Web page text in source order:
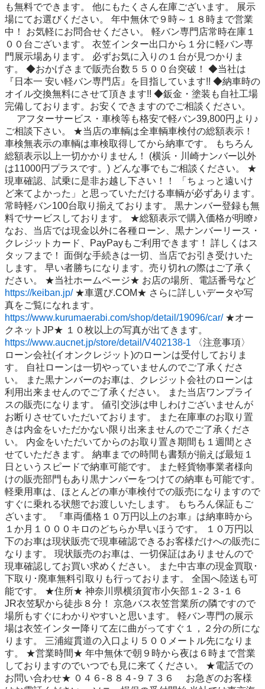
も無料でできます。 他にもたくさん在庫ございます。 展示
場にてお選びください。 年中無休で９時～１８時まで営業
中！ お気軽にお問合せください。 軽バン専門店常時在庫１
００台ございます。 衣笠インター出口から１分に軽バン専
門展示場あります。 必ずお気に入りの１台が見つかりま
す。 ◆おかげさまで販売台数５５００台突破！ ◆当社は
『日本一 安い軽バン専門店』を目指しています!! ◆納車時の
オイル交換無料にさせて頂きます!! ◆鈑金・塗装も自社工場
完備しております。お安くできますのでご相談ください。
アフターサービス・車検等も格安で軽バン39,800円より♪
ご相談下さい。 ★当店の車輌は全車輌車検付の総額表示！
車検無表示の車輌は車検取得してから納車です。 もちろん
総額表示以上一切かかりません！ (横浜・川崎ナンバー以外
は11000円プラスです。) どんな事でもご相談ください。 ★
現車確認、試乗に是非お越し下さい！！ 「ちょっと遠いけ
ど来てよかった」と思っていただける車輌が必ずあります。
常時軽バン100台取り揃えております。 黒ナンバー登録も無
料でサービスしております。 ★総額表示で購入価格が明瞭♪
なお、当店では現金以外に各種ローン、黒ナンバーリース・
クレジットカード、PayPayもご利用できます！ 詳しくはス
タッフまで！ 面倒な手続きは一切、当店でお引き受けいた
します。 早い者勝ちになります。売り切れの際はご了承く
https://keiban.jp/ ★車選び.COM★ さらに詳しいデータや写
https://www.kurumaerabi.com/shop/detail/19096/car/ ★オー
https://www.aucnet.jp/store/detail/V402138-1 〈注意事項〉
ローン会社(イオンクレジット)のローンは受付しておりま
す。 自社ローンは一切やっていませんのでご了承くださ
い。 また黒ナンバーのお車は、クレジット会社のローンは
利用出来ませんのでご了承ください。 また当店ワンプライ
スの販売になります。 値引交渉は申しわけございませんが
お断りさせていただいております。 また在庫車のお取り置
きは内金をいただかない限り出来ませんのでご了承くださ
い。 内金をいただいてからのお取り置き期間も１週間とさ
せていただきます。 納車までの時間も書類が揃えば最短１
日というスピードで納車可能です。 また軽貨物事業者様向
けの販売部門もあり黒ナンバーをつけての納車も可能です。
軽乗用車は、ほとんどの車が車検付での販売になりますので
すぐに乗れる状態でお渡しいたします。 もちろん保証もご
ざいます。 『車両価格１０万円以上のお車』は納車時から
１か月１０００キロのどちらか早いほうです。 １０万円以
下のお車は現状販売で現車確認できるお客様だけへの販売に
なります。 現状販売のお車は、一切保証はありませんので
現車確認してお買い求めください。 また中古車の現金買取･
下取り･廃車無料引取りも行っております。 全国へ陸送も可
能です。 ★住所★ 神奈川県横須賀市小矢部１-２３-１６
JR衣笠駅から徒歩８分！ 京急バス衣笠営業所の隣ですので
場所もすぐにわかりやすいと思います。 軽バン専門の展示
場は衣笠インター降りて左に曲がってすぐ１，２分の所にな
ります。 三浦縦貫道の入口より５００メートル先になりま
す。 ★営業時間★ 年中無休で朝９時から夜は６時まで営業
しておりますのでいつでも見に来てください。 ★電話での
お問い合わせ★ ０４６-８８４-９７３６　 お急ぎのお客様